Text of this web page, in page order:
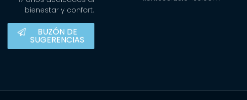
bienestar y confort.
BUZÓN DE
SUGERENCIAS